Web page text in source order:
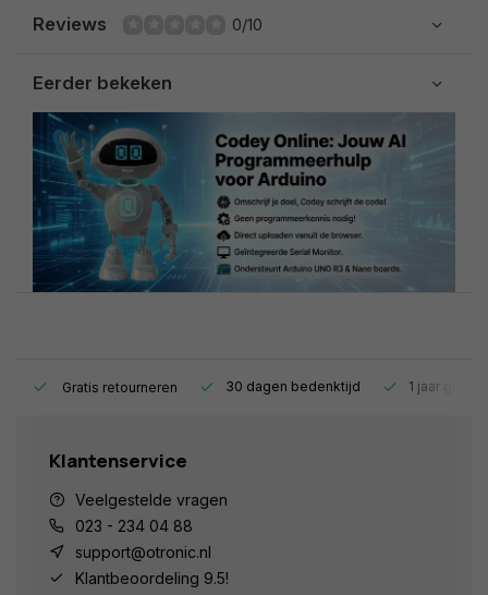
Reviews 0/10
Eerder bekeken
Gratis retourneren 30 dagen bedenktijd 1 jaar
Klantenservice
Veelgestelde vragen
023 - 234 04 88
support@otronic.nl
Klantbeoordeling 9.5!